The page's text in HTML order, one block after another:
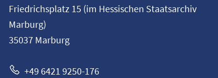
und
Informationen
zur
Website
Universität
Marburg
Friedrichsplatz 15 (im Hessischen Staatsarchiv
Marburg)
35037 Marburg
+49 6421 9250-176